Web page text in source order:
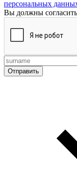
персональных
Вы должны